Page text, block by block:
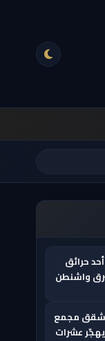
حرائق
واشنطن
شقق مجمع
عشرات